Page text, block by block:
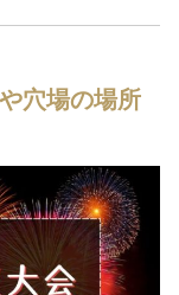
穴場の場所